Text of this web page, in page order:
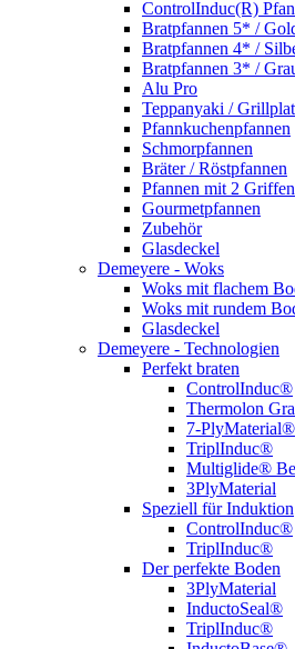
ControlInduc(R)
Bratpfannen 5* /
Bratpfannen 4* /
Bratpfannen 3* /
Alu Pro
Teppanyaki /
Pfannkuchenpfannen
Schmorpfannen
Bräter / Röstpfannen
Pfannen mit 2 Griffen
Gourmetpfannen
Zubehör
Glasdeckel
Demeyere - Woks
Woks mit flachem
Woks mit rundem
Glasdeckel
Demeyere - Technologien
Perfekt braten
ControlInduc®
Thermolon
7-PlyMaterial®
TriplInduc®
Multiglide®
3PlyMaterial
Speziell für Induktion
ControlInduc®
TriplInduc®
Der perfekte Boden
3PlyMaterial
InductoSeal®
TriplInduc®